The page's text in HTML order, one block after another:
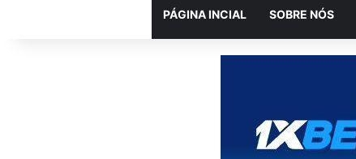
PÁGINA INCIAL SOBRE NÓS